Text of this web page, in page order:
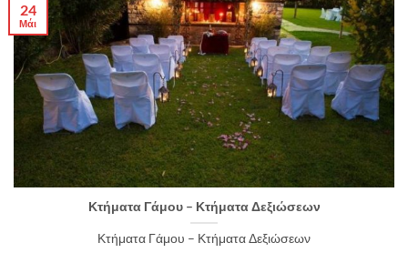
Κτήματα Γάμου – Κτήματα Δεξιώσεων
Κτήματα Γάμου – Κτήματα Δεξιώσεων
24
Μάι